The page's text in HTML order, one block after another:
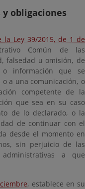
obligaciones
la Ley 39/2015, de 1 de
Común de las
falsedad u omisión, de
información que se
a una comunicación, o
competente de la
que sea en su caso
de lo declarado, o la
de continuar con el
desde el momento en
sin perjuicio de las
a que
, establece en su